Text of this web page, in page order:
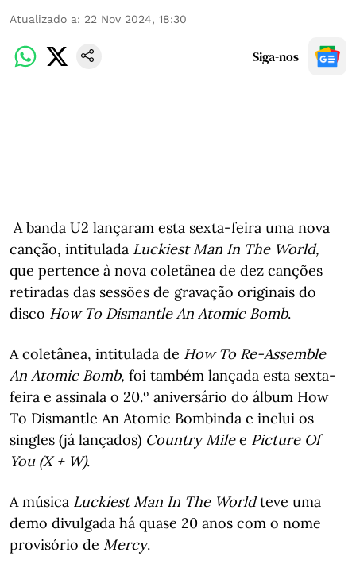
Atualizado a: 22 Nov 2024, 18:30
Siga-nos
A banda U2 lançaram esta sexta-feira uma nova
canção, intitulada LuckiestMan In The World,
que pertence à nova coletânea de dez canções
retiradas das sessões de gravação originais do
disco How To Dismantle An Atomic Bomb.
A coletânea, intitulada de How To Re-Assemble
An Atomic Bomb, foi também lançada esta sexta-
feira e assinala o 20.º aniversário do álbum How
To Dismantle An Atomic Bombinda e inclui os
singles (já lançados) Country Milee Picture Of
You (X + W).
A música Luckiest Man In The Worldteve uma
demo divulgada há quase 20 anos com o nome
provisório de Mercy.